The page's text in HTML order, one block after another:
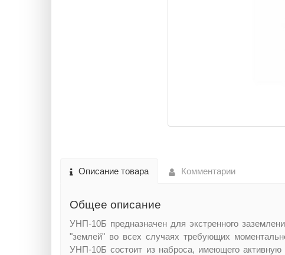
Описание товара Комментарии
Общее описание
УНП-10Б предназначен для экстренного
"землей" во всех случаях требующих
УНП-10Б состоит из наброса, имеющего активную